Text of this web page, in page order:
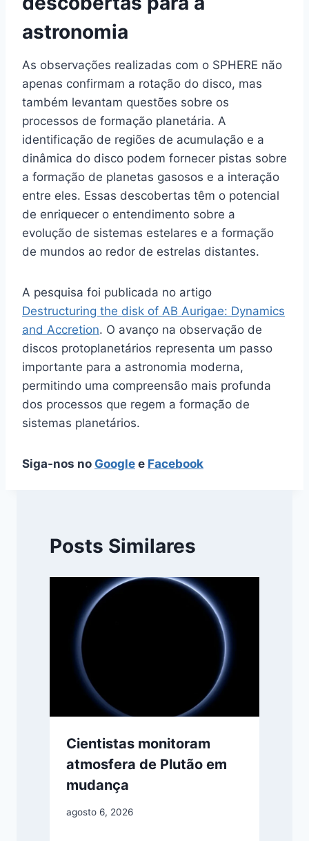
astronomia
As observações realizadas com o SPHERE não
apenas confirmam a rotação do disco, mas
também levantam questões sobre os
processos de formação planetária. A
identificação de regiões de acumulação e a
dinâmica do disco podem fornecer pistas sobre
a formação de planetas gasosos e a interação
entre eles. Essas descobertas têm o potencial
de enriquecer o entendimento sobre a
evolução de sistemas estelares e a formação
de mundos ao redor de estrelas distantes.
A pesquisa foi publicada no artigo
Destructuring the disk of AB Aurigae: Dynamics
and Accretion. O avanço na observação de
discos protoplanetários representa um passo
importante para a astronomia moderna,
permitindo uma compreensão mais profunda
dos processos que regem a formação de
sistemas planetários.
Siga-nos no Google e Facebook
Posts Similares
Cientistas monitoram
atmosfera de Plutão em
mudança
agosto 6, 2026